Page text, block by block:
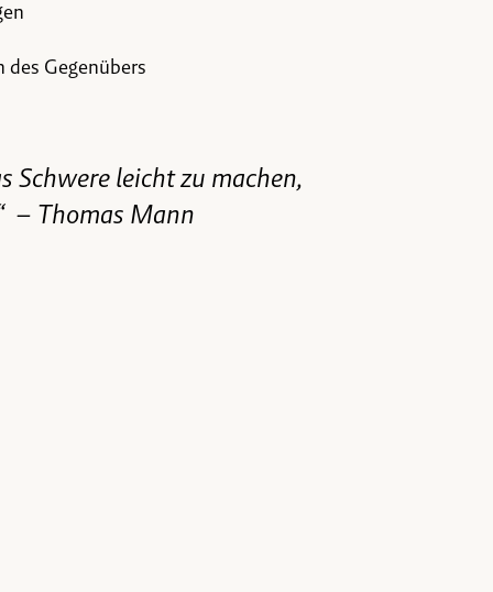
des Gegenübers
Schwere leicht zu machen,
– Thomas Mann